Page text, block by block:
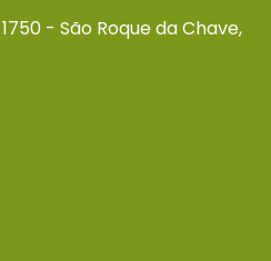
- São Roque da Chave,